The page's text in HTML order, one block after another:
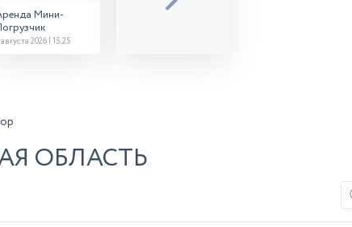
Мини-
августа 2026 | 15:25
ОБЛАСТЬ